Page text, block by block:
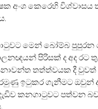
අංශ කෙරෙහි විශ්වාසය
මෙන් බෝම්බ පුපුරන
පිරිසක් ද අද රට
තත්ත්වයක දී
ඉටුකර ගැනීමට ඔවුන්
කනගාටුවට පත්වන